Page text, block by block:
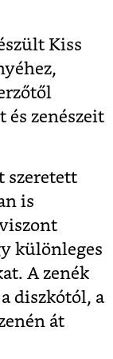
Kiss
és zenészeit
szeretett
is
különleges
A zenék
diszkótól, a
át